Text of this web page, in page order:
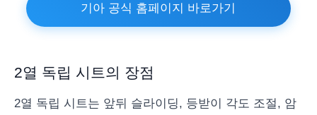
기아 공식 홈페이지 바로가기
2열 독립 시트의 장점
2열 독립 시트는 앞뒤 슬라이딩, 등받이 각도 조절, 암